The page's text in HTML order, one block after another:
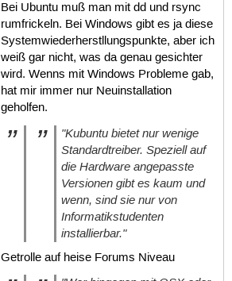
Bei Ubuntu muß man mit dd und rsync
rumfrickeln. Bei Windows gibt es ja diese
Systemwiederherstllungspunkte, aber ich
weiß gar nicht, was da genau gesichter
wird. Wenns mit Windows Probleme gab,
hat mir immer nur Neuinstallation
geholfen.
"Kubuntu bietet nur wenige
Standardtreiber. Speziell auf
die Hardware angepasste
Versionen gibt es kaum und
wenn, sind sie nur von
Informatikstudenten
installierbar."
Getrolle auf heise Forums Niveau